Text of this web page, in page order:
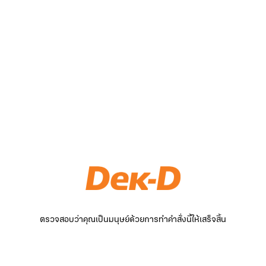
ตรวจสอบว่าคุณเป็นมนุษย์ด้วยการทำคำสั่งนี้ให้เสร็จสิ้น